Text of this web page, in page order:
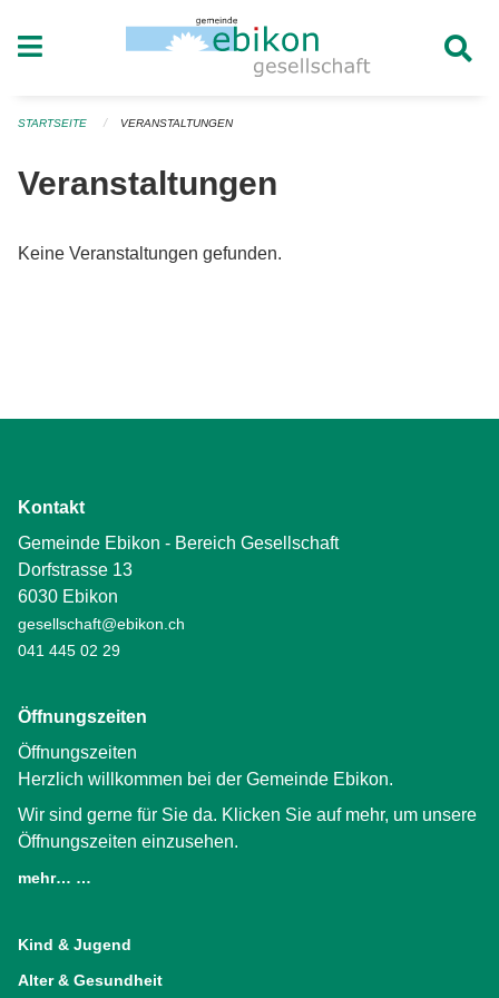
STARTSEITE VERANSTALTUNGEN
Veranstaltungen
Keine Veranstaltungen gefunden.
Kontakt
Gemeinde Ebikon - Bereich Gesellschaft
Dorfstrasse 13
6030 Ebikon
gesellschaft@ebikon.ch
041 445 02 29
Öffnungszeiten
Öffnungszeiten
Herzlich willkommen bei der Gemeinde Ebikon.
Wir sind gerne für Sie da. Klicken Sie auf mehr, um unsere
Öffnungszeiten einzusehen.
mehr… …
Kind & Jugend
Alter & Gesundheit